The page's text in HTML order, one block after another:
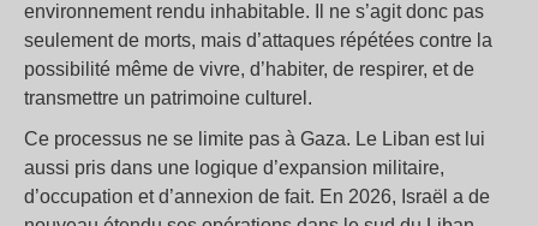
environnement rendu inhabitable. Il ne s’agit donc pas
seulement de morts, mais d’attaques répétées contre la
possibilité même de vivre, d’habiter, de respirer, et de
transmettre un patrimoine culturel.
Ce processus ne se limite pas à Gaza. Le Liban est lui
aussi pris dans une logique d’expansion militaire,
d’occupation et d’annexion de fait. En 2026, Israël a de